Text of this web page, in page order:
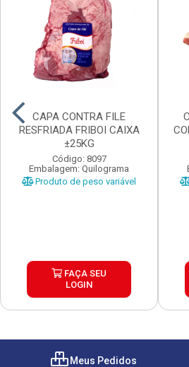
CAPA CONTRA FILE
RESFRIADA FRIBOI CAIXA
±25KG
Código: 8097
Embalagem: Quilograma
Produto de peso variável
FAÇA SEU
LOGIN
Meus Pedidos